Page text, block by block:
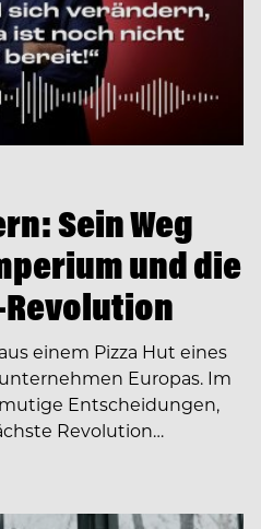
Sein Weg
und die
einem Pizza Hut eines
Europas. Im
Entscheidungen,
Revolution…